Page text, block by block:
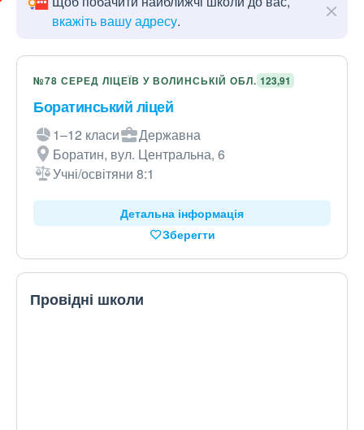
вкажіть вашу адресу.
№78 СЕРЕД ЛІЦЕЇВ У ВОЛИНСЬКІЙ ОБЛ. 123,91
Боратинський ліцей
1–12 класи
Державна
Боратин, вул. Центральна, 6
Учні/освітяни 8:1
Детальна інформація
Зберегти
Провідні школи